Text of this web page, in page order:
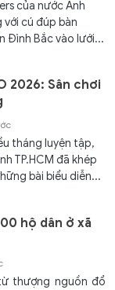
của nước Anh
cú đúp bàn
Đình Bắc vào lưới...
2026: Sân chơi
tháng luyện tập,
TP.HCM đã khép
bài biểu diễn...
hộ dân ở xã
thượng nguồn đổ